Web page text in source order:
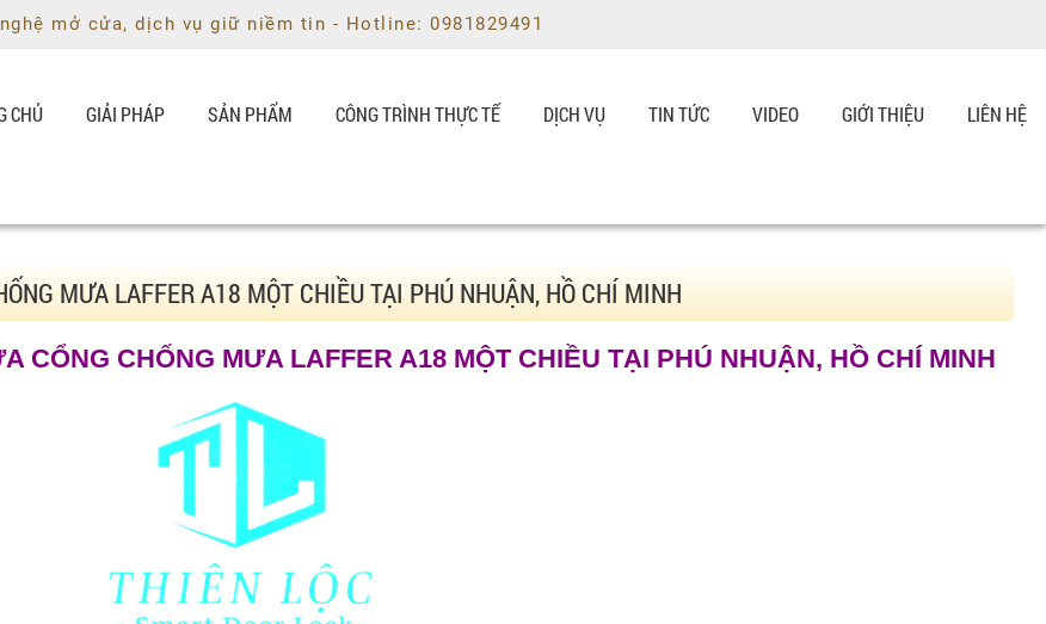
mở cửa, dịch vụ giữ niềm tin - Hotline: 0981829491
CHỦ GIẢI PHÁP SẢN PHẨM CÔNG TRÌNH THỰC TẾ DỊCH VỤ TIN TỨC VIDEO GIỚI THIỆU LIÊN HỆ
MƯA LAFFER A18 MỘT CHIỀU TẠI PHÚ NHUẬN, HỒ CHÍ MINH
CỔNG CHỐNG MƯA LAFFER A18 MỘT CHIỀU TẠI PHÚ NHUẬN, HỒ CHÍ MINH